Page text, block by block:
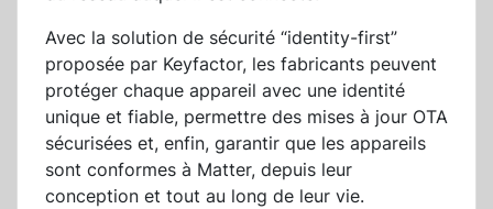
Avec la solution de sécurité “identity-first”
proposée par Keyfactor, les fabricants peuvent
protéger chaque appareil avec une identité
unique et fiable, permettre des mises à jour OTA
sécurisées et, enfin, garantir que les appareils
sont conformes à Matter, depuis leur
conception et tout au long de leur vie.